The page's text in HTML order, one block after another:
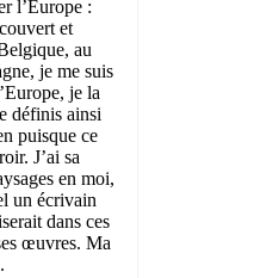
l’Europe :
et
au
je me suis
je la
définis ainsi
puisque ce
J’ai sa
en moi,
un écrivain
dans ces
œuvres. Ma